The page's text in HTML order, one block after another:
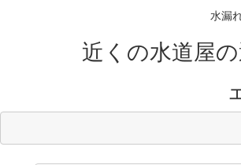
水漏
近くの水道屋